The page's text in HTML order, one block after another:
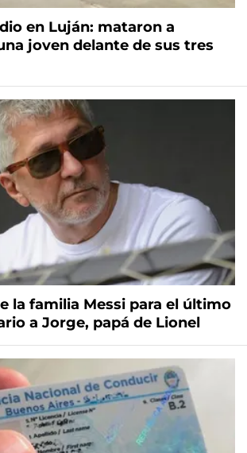
en Luján: mataron a
joven delante de sus tres
la familia Messi para el último
a Jorge, papá de Lionel